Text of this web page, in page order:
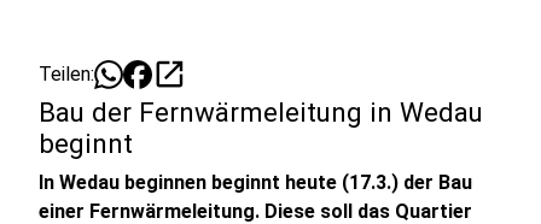
Teilen: open_in_new
Bau der Fernwärmeleitung in Wedau
beginnt
In Wedau beginnen beginnt heute (17.3.) der Bau
einer Fernwärmeleitung. Diese soll das Quartier